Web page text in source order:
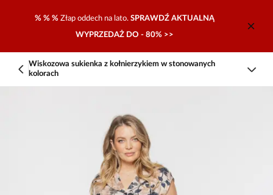
% % % Złap oddech na lato. SPRAWDŹ AKTUALNĄ
WYPRZEDAŻ DO - 80% >>
Wiskozowa sukienka z kołnierzykiem w stonowanych
kolorach